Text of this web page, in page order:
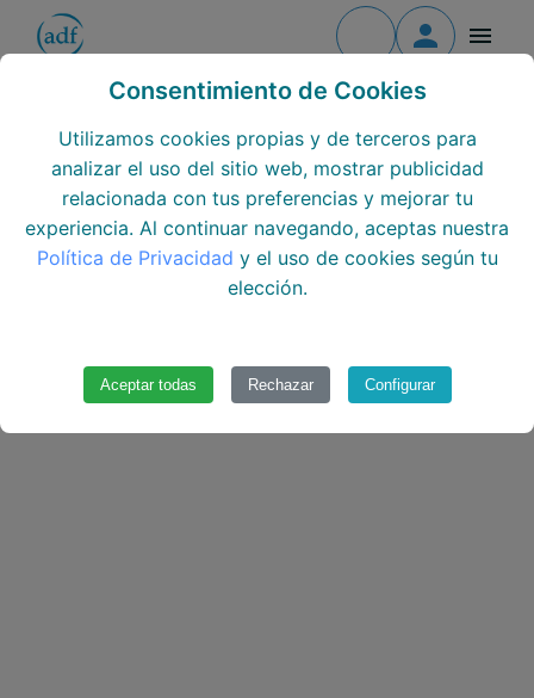
Todos los cursos
Todos los Módulos
Formación continua
Consentimiento de Cookies
Utilizamos cookies propias y de terceros para
analizar el uso del sitio web, mostrar publicidad
relacionada con tus preferencias y mejorar tu
experiencia. Al continuar navegando, aceptas nuestra
Política de Privacidad y el uso de cookies según tu
elección.
Aceptar todas Rechazar Configurar